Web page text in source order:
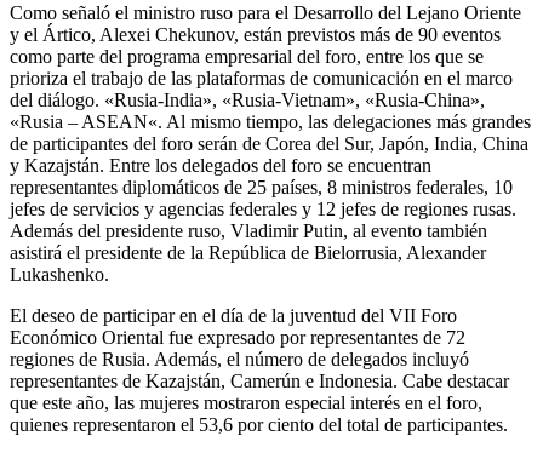
Como señaló el ministro ruso para el Desarrollo del Lejano Oriente
y el Ártico, Alexei Chekunov, están previstos más de 90 eventos
como parte del programa empresarial del foro, entre los que se
prioriza el trabajo de las plataformas de comunicación en el marco
del diálogo. «Rusia-India», «Rusia-Vietnam», «Rusia-China»,
«Rusia – ASEAN«. Al mismo tiempo, las delegaciones más grandes
de participantes del foro serán de Corea del Sur, Japón, India, China
y Kazajstán. Entre los delegados del foro se encuentran
representantes diplomáticos de 25 países, 8 ministros federales, 10
jefes de servicios y agencias federales y 12 jefes de regiones rusas.
Además del presidente ruso, Vladimir Putin, al evento también
asistirá el presidente de la República de Bielorrusia, Alexander
Lukashenko.
El deseo de participar en el día de la juventud del VII Foro
Económico Oriental fue expresado por representantes de 72
regiones de Rusia. Además, el número de delegados incluyó
representantes de Kazajstán, Camerún e Indonesia. Cabe destacar
que este año, las mujeres mostraron especial interés en el foro,
quienes representaron el 53,6 por ciento del total de participantes.